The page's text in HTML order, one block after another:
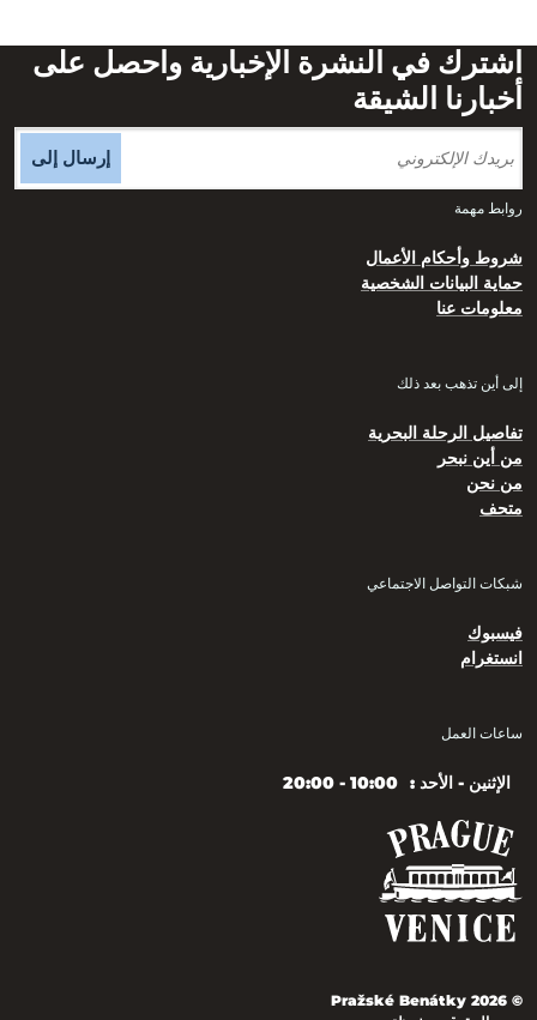
اشترك في النشرة الإخبارية واحصل على
أخبارنا الشيقة
إرسال إلى
© 2026 Pražské Benátky
روابط مهمة
شروط وأحكام الأعمال
حماية البيانات الشخصية
معلومات عنا
إلى أين تذهب بعد ذلك
تفاصيل الرحلة البحرية
من أين نبحر
من نحن
متحف
شبكات التواصل الاجتماعي
فيسبوك
انستغرام
ساعات العمل
الإثنين - الأحد : 10:00 - 20:00